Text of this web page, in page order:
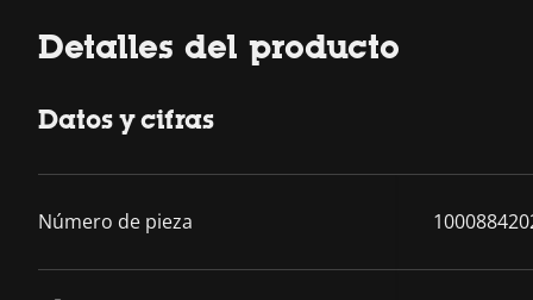
Detalles del producto
Datos y cifras
Número de pieza